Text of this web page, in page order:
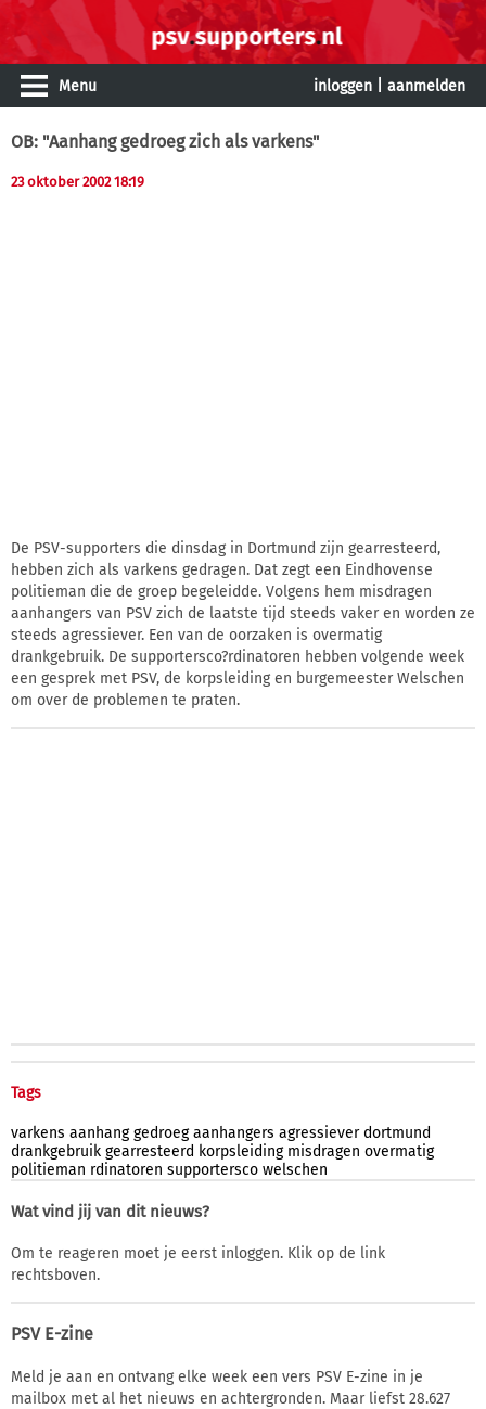
Menu inloggen aanmelden
OB: "Aanhang gedroeg zich als varkens"
23 oktober 2002 18:19
De PSV-supporters die dinsdag in Dortmund zijn gearresteerd,
hebben zich als varkens gedragen. Dat zegt een Eindhovense
politieman die de groep begeleidde. Volgens hem misdragen
aanhangers van PSV zich de laatste tijd steeds vaker en worden ze
steeds agressiever. Een van de oorzaken is overmatig
drankgebruik. De supportersco?rdinatoren hebben volgende week
een gesprek met PSV, de korpsleiding en burgemeester Welschen
om over de problemen te praten.
Tags
varkens aanhang gedroeg aanhangers agressiever dortmund
drankgebruik gearresteerd korpsleiding misdragen overmatig
politieman rdinatoren supportersco welschen
Wat vind jij van dit nieuws?
Om te reageren moet je eerst inloggen. Klik op de link
rechtsboven.
PSV E-zine
Meld je aan en ontvang elke week een vers PSV E-zine in je
mailbox met al het nieuws en achtergronden. Maar liefst 28.627